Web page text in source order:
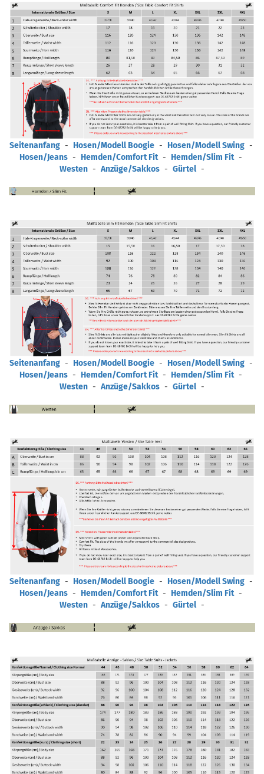
Seitenanfang- Hosen/Modell Boogie- Hosen/Modell Swing-
Hosen/Jeans - Hemden/Comfort Fit- Hemden/Slim Fit-
Westen - Anzüge/Sakkos - Gürtel -
Seitenanfang- Hosen/Modell Boogie- Hosen/Modell Swing-
Hosen/Jeans - Hemden/Comfort Fit- Hemden/Slim Fit-
Westen - Anzüge/Sakkos - Gürtel -
Seitenanfang- Hosen/Modell Boogie- Hosen/Modell Swing-
Hosen/Jeans - Hemden/Comfort Fit- Hemden/Slim Fit-
Westen - Anzüge/Sakkos - Gürtel -